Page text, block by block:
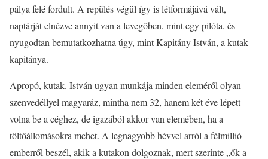
pálya felé fordult. A repülés végül így is létformájává vált,
naptárját elnézve annyit van a levegőben, mint egy pilóta, és
nyugodtan bemutatkozhatna úgy, mint Kapitány István, a kutak
kapitánya.
Apropó, kutak. István ugyan munkája minden eleméről olyan
szenvedéllyel magyaráz, mintha nem 32, hanem két éve lépett
volna be a céghez, de igazából akkor van elemében, ha a
töltőállomásokra mehet. A legnagyobb hévvel arról a félmillió
emberről beszél, akik a kutakon dolgoznak, mert szerinte „ők a